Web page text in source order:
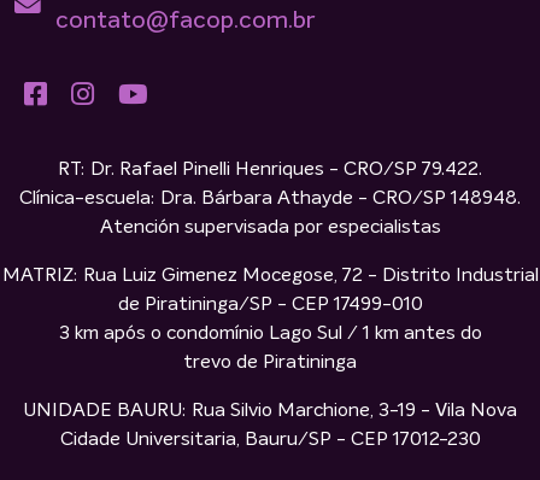
contato@facop.com.br
RT: Dr. Rafael Pinelli Henriques - CRO/SP 79.422.
Clínica-escuela: Dra. Bárbara Athayde - CRO/SP 148948.
Atención supervisada por especialistas
MATRIZ: Rua Luiz Gimenez Mocegose, 72 - Distrito Industrial
de Piratininga/SP - CEP 17499-010
3 km após o condomínio Lago Sul / 1 km antes do
trevo de Piratininga
UNIDADE BAURU: Rua Silvio Marchione, 3-19 - Vila Nova
Cidade Universitaria, Bauru/SP - CEP 17012-230